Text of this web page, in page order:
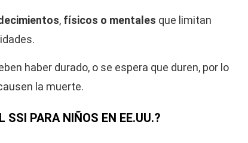
, físicos o mentales que limitan
haber durado, o se espera que duren, por lo
la muerte.
SSI PARA NIÑOS EN EE.UU.?